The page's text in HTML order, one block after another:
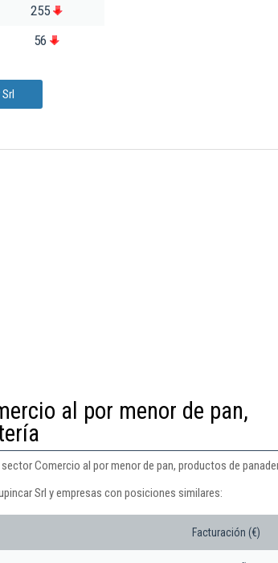
255
56
al por menor de pan,
Comercio al por menor de pan, productos de
Srl y empresas con posiciones similares:
Facturación (€)